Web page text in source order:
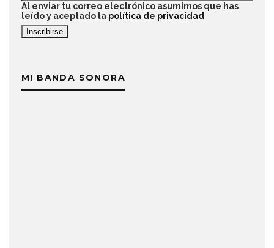
Al enviar tu correo electrónico asumimos que has
leído y aceptado la política de privacidad
MI BANDA SONORA